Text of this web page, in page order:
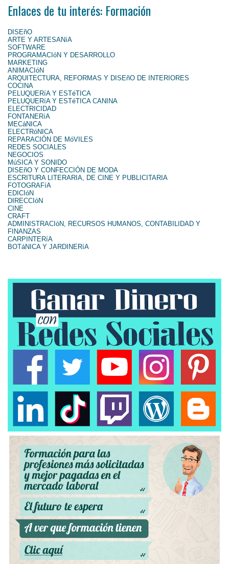
Enlaces de tu interés: Formación
DISEñO
ARTE Y ARTESANíA
SOFTWARE
PROGRAMACIóN Y DESARROLLO
MARKETING
ANIMACIóN
ARQUITECTURA, REFORMAS Y DISEñO DE INTERIORES
COCINA
PELUQUERíA Y ESTéTICA
PELUQUERíA Y ESTéTICA CANINA
ELECTRICIDAD
FONTANERíA
MECáNICA
ELECTRóNICA
REPARACIÓN DE MóVILES
REDES SOCIALES
NEGOCIOS
MúSICA Y SONIDO
DISEñO Y CONFECCIÓN DE MODA
ESCRITURA LITERARIA, DE CINE Y PUBLICITARIA
FOTOGRAFíA
EDICIóN
DIRECCIóN
CINE
CRAFT
ADMINISTRACIóN, RECURSOS HUMANOS, CONTABILIDAD Y
FINANZAS
CARPINTERíA
BOTáNICA Y JARDINERíA